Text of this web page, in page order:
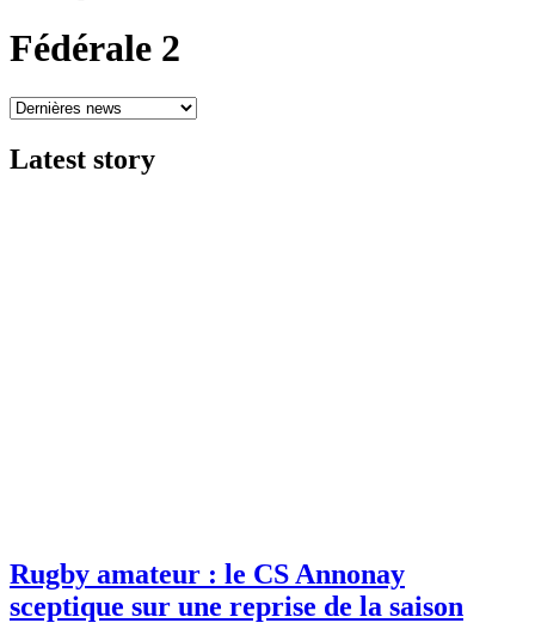
Fédérale 2
Latest story
Rugby amateur : le CS Annonay
sceptique sur une reprise de la saison